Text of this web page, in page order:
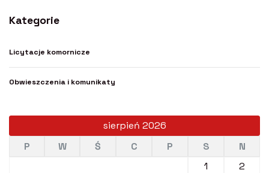
Kategorie
Licytacje komornicze
Obwieszczenia i komunikaty
sierpień 2026
P
W Ś C P S
N
1
2